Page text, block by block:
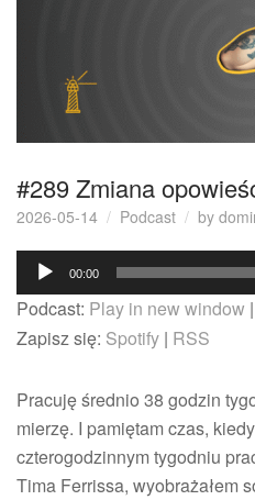
#289 Zmiana
2026-05-14 Podcast by
Odtwarzacz
plików
dźwiękowych
00:00
Podcast: Play in new window |
Zapisz się: Spotify | RSS
Pracuję średnio 38 godzin
mierzę. I pamiętam czas,
czterogodzinnym tygodniu
Tima Ferrissa, wyobrażałem